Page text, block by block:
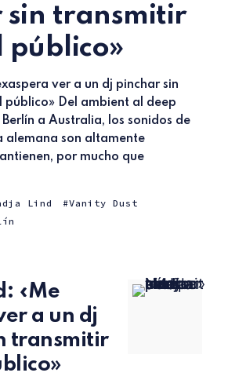
sin transmitir
público»
ver a un dj pinchar sin
al deep
a Australia, los sonidos de
alemana son altamente
por mucho que
Lind
Vanity Dust
«Me
a un dj
transmitir